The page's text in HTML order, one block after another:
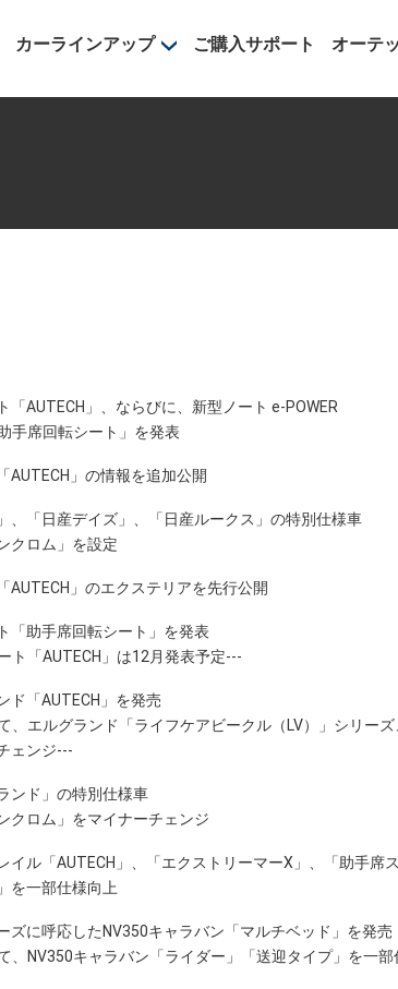
カーラインアップ ご購入サポート オーテ
「AUTECH」、ならびに、新型ノート e-POWER
手席回転シート」を発表
AUTECH」の情報を追加公開
、「日産デイズ」、「日産ルークス」の特別仕様車
クロム」を設定
AUTECH」のエクステリアを先行公開
「助手席回転シート」を発表
ト「AUTECH」は12月発表予定---
ド「AUTECH」を発売
、エルグランド「ライフケアビークル（LV）」シリーズ
ェンジ---
ンド」の特別仕様車
クロム」をマイナーチェンジ
イル「AUTECH」、「エクストリーマーX」、「助手席
を一部仕様向上
ズに呼応したNV350キャラバン「マルチベッド」を発売
、NV350キャラバン「ライダー」「送迎タイプ」を一